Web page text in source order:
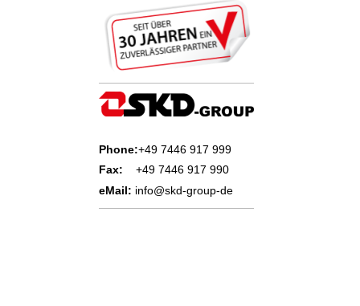
Phone:+49 7446 917 999
Fax: +49 7446 917 990
eMail: info@skd-group-de